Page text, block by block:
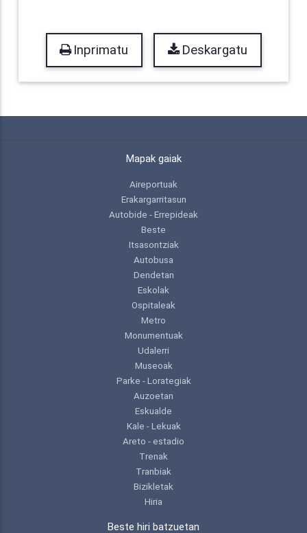
Inprimatu Deskargatu
Mapak gaiak
Aireportuak
Erakargarritasun
Autobide - Errepideak
Beste
Itsasontziak
Autobusa
Dendetan
Eskolak
Ospitaleak
Metro
Monumentuak
Udalerri
Museoak
Parke - Lorategiak
Auzoetan
Eskualde
Kale - Lekuak
Areto - estadio
Trenak
Tranbiak
Bizikletak
Hiria
Beste hiri batzuetan